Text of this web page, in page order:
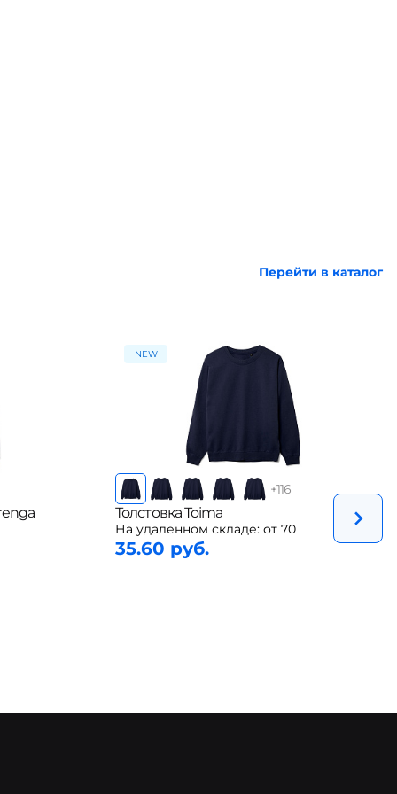
Перейти в каталог
NEW
+116
Толстовка Toima
На удаленном складе: от 70
35.60 руб.